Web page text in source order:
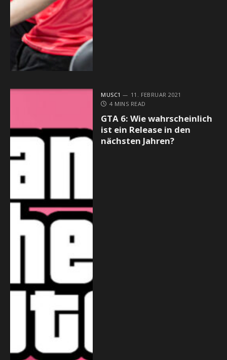
MUSC1
11. FEBRUAR 2021
4 MINS READ
GTA 6: Wie wahrscheinlich
ist ein Release in den
nächsten Jahren?